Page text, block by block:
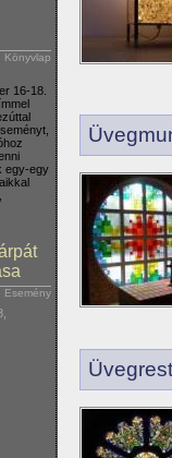
Könyvlap
16-18.
egy-egy
Esemény